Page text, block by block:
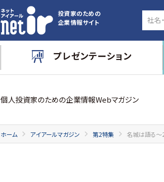
投資家のための
企業情報サイト
プレゼンテーション
個人投資家のための企業情報Webマガジン
ホーム アイアールマガジン 第2特集 名城は語る～